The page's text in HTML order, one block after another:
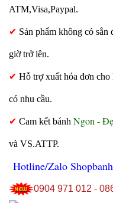
ATM,Visa,Paypal.
✔ Sản phẩm không có
giờ trở lên.
✔ Hỗ trợ xuất hóa đơn cho
có nhu cầu.
✔ Cam kết bánh Ngon -
và VS.ATTP.
Hotline/Zalo
0904 971 012 -